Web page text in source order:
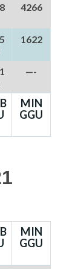
4266
1622
—-
MIN
GGU
MIN
GGU